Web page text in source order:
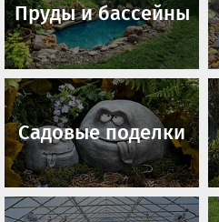
Пруды и бассейны
Садовые поделки